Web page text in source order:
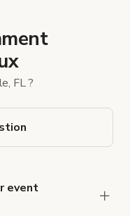
FL ?
event